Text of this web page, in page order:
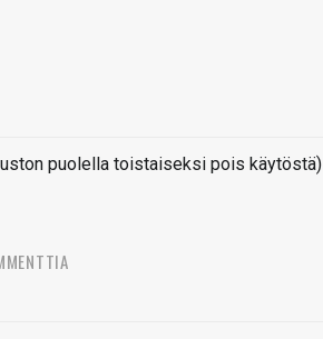
puolella toistaiseksi pois käytöstä)